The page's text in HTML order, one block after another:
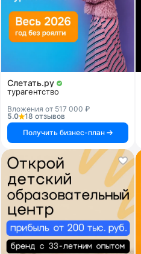
Слетать.ру
турагентство
Вложения от 517 000 ₽
5.0
18 отзывов
Получить бизнес-план